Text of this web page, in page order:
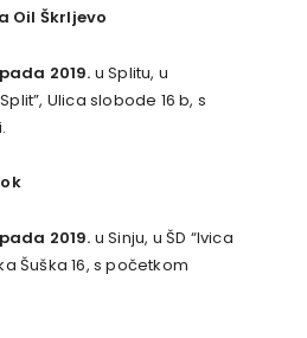
Oil Škrljevo
2019. u Splitu, u
Ulica slobode 16 b, s
2019. u Sinju, u ŠD “Ivica
Šuška 16, s početkom